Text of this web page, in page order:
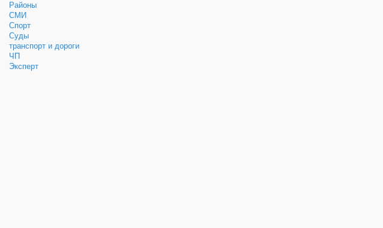
Районы
СМИ
Спорт
Суды
транспорт и дороги
ЧП
Эксперт